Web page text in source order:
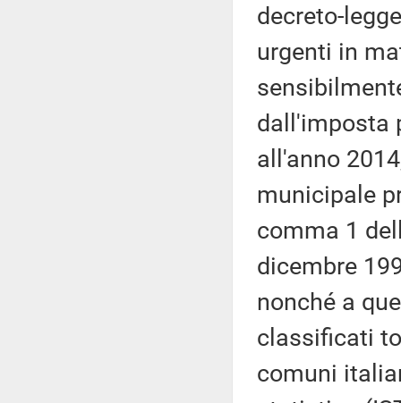
decreto-
urgenti in
dall'imposta
all'anno
municipale
comma 1
dicembre
nonché a
classificati
comuni